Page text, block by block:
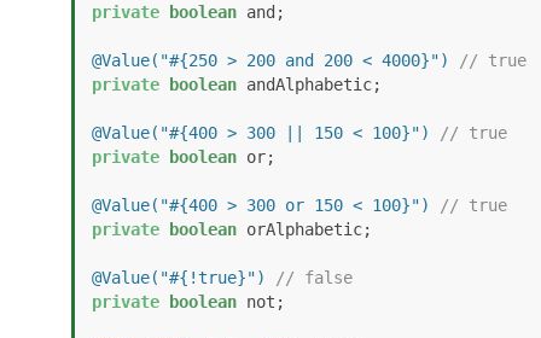
private
boolean and;
@Value("#{250 > 200 and 200 < 4000}")
// true
private
boolean andAlphabetic;
@Value("#{400 > 300 || 150 < 100}")
// true
private
boolean or;
@Value("#{400 > 300 or 150 < 100}")
// true
private
boolean orAlphabetic;
@Value("#{!true}")
// false
private
boolean not;